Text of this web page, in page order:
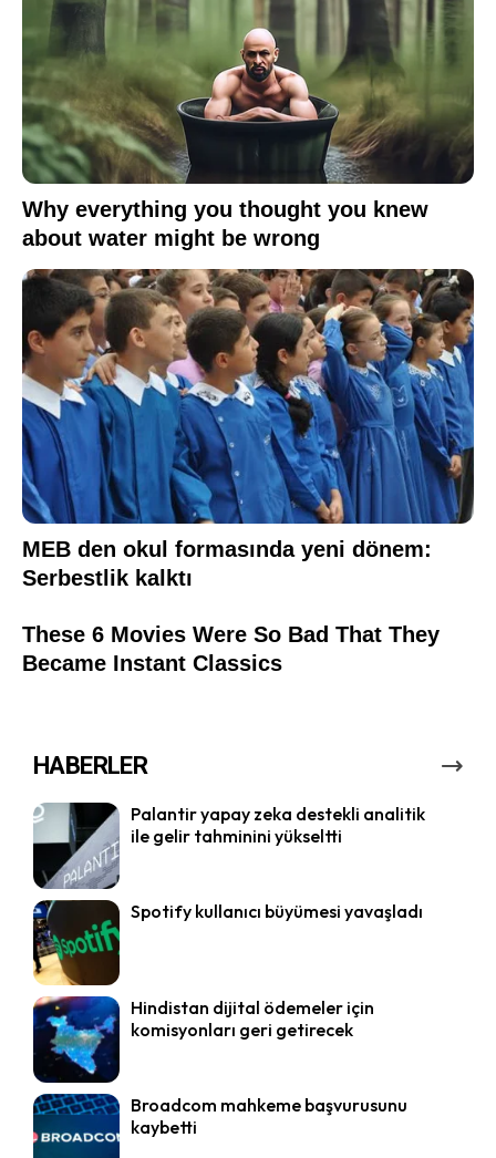
HABERLER
Palantir yapay zeka destekli analitik
ile gelir tahminini yükseltti
Spotify kullanıcı büyümesi yavaşladı
Hindistan dijital ödemeler için
komisyonları geri getirecek
Broadcom mahkeme başvurusunu
kaybetti